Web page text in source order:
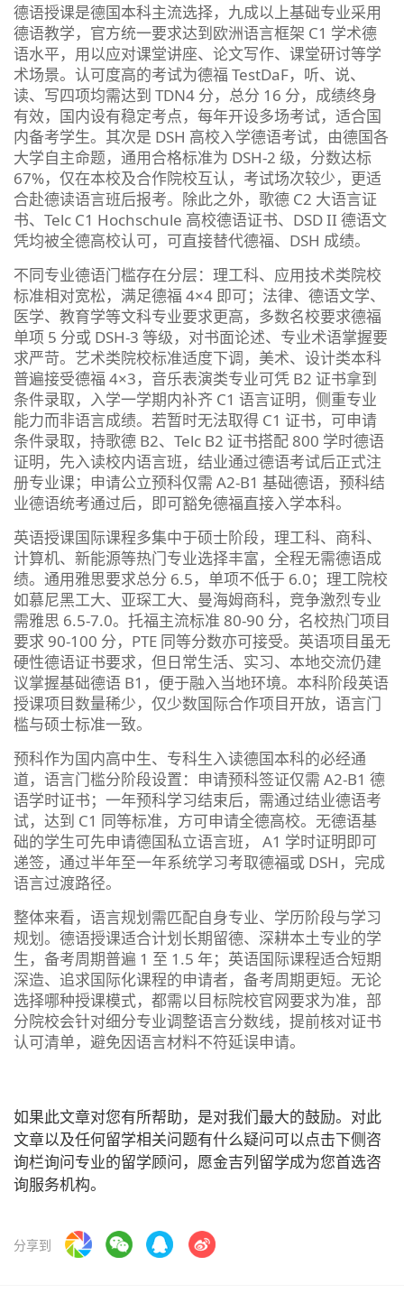
德语授课是德国本科主流选择，九成以上基础专业采用
德语教学，官方统一要求达到欧洲语言框架 C1 学术德
语水平，用以应对课堂讲座、论文写作、课堂研讨等学
术场景。认可度高的考试为德福 TestDaF，听、说、
读、写四项均需达到 TDN4 分，总分 16 分，成绩终身
有效，国内设有稳定考点，每年开设多场考试，适合国
内备考学生。其次是 DSH 高校入学德语考试，由德国各
大学自主命题，通用合格标准为 DSH-2 级，分数达标
67%，仅在本校及合作院校互认，考试场次较少，更适
合赴德读语言班后报考。除此之外，歌德 C2 大语言证
书、Telc C1 Hochschule 高校德语证书、DSD II 德语文
凭均被全德高校认可，可直接替代德福、DSH 成绩。
不同专业德语门槛存在分层：理工科、应用技术类院校
标准相对宽松，满足德福 4×4 即可；法律、德语文学、
医学、教育学等文科专业要求更高，多数名校要求德福
单项 5 分或 DSH-3 等级，对书面论述、专业术语掌握要
求严苛。艺术类院校标准适度下调，美术、设计类本科
普遍接受德福 4×3，音乐表演类专业可凭 B2 证书拿到
条件录取，入学一学期内补齐 C1 语言证明，侧重专业
能力而非语言成绩。若暂时无法取得 C1 证书，可申请
条件录取，持歌德 B2、Telc B2 证书搭配 800 学时德语
证明，先入读校内语言班，结业通过德语考试后正式注
册专业课；申请公立预科仅需 A2-B1 基础德语，预科结
业德语统考通过后，即可豁免德福直接入学本科。
英语授课国际课程多集中于硕士阶段，理工科、商科、
计算机、新能源等热门专业选择丰富，全程无需德语成
绩。通用雅思要求总分 6.5，单项不低于 6.0；理工院校
如慕尼黑工大、亚琛工大、曼海姆商科，竞争激烈专业
需雅思 6.5-7.0。托福主流标准 80-90 分，名校热门项目
要求 90-100 分，PTE 同等分数亦可接受。英语项目虽无
硬性德语证书要求，但日常生活、实习、本地交流仍建
议掌握基础德语 B1，便于融入当地环境。本科阶段英语
授课项目数量稀少，仅少数国际合作项目开放，语言门
槛与硕士标准一致。
预科作为国内高中生、专科生入读德国本科的必经通
道，语言门槛分阶段设置：申请预科签证仅需 A2-B1 德
语学时证书；一年预科学习结束后，需通过结业德语考
试，达到 C1 同等标准，方可申请全德高校。无德语基
础的学生可先申请德国私立语言班， A1 学时证明即可
递签，通过半年至一年系统学习考取德福或 DSH，完成
语言过渡路径。
整体来看，语言规划需匹配自身专业、学历阶段与学习
规划。德语授课适合计划长期留德、深耕本土专业的学
生，备考周期普遍 1 至 1.5 年；英语国际课程适合短期
深造、追求国际化课程的申请者，备考周期更短。无论
选择哪种授课模式，都需以目标院校官网要求为准，部
分院校会针对细分专业调整语言分数线，提前核对证书
认可清单，避免因语言材料不符延误申请。
如果此文章对您有所帮助，是对我们最大的鼓励。对此
文章以及任何留学相关问题有什么疑问可以点击下侧咨
询栏询问专业的留学顾问，愿金吉列留学成为您首选咨
询服务机构。
分享到